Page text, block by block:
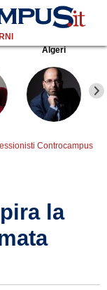
Algeri
Controcampus
la